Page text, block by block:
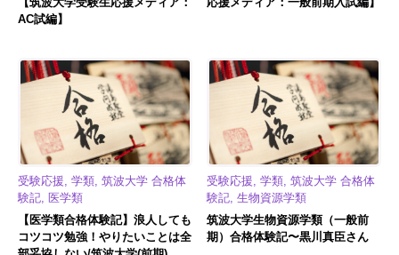
AC試編】
受験応援, 学類, 筑波大学 合格体
験記, 医学類
【医学類合格体験記】浪人しても
コツコツ勉強！やりたいことは全
受験応援, 学類, 筑波大学 合格体
験記, 生物資源学類
筑波大学生物資源学類（一般前
期）合格体験記〜黒川真臣さん